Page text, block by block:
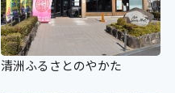
清洲ふるさとのやかた